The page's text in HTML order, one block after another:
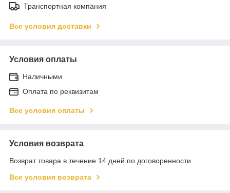
Транспортная компания
Все условия доставки
Условия оплаты
Наличными
Оплата по реквизитам
Все условия оплаты
Условия возврата
Возврат товара в течение 14 дней по договоренности
Все условия возврата